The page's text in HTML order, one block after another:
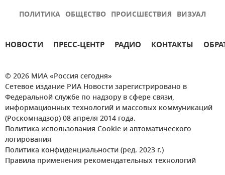
ПОЛИТИКА ОБЩЕСТВО ПРОИСШЕСТВИЯ ВИЗУАЛ
НОВОСТИ ПРЕСС-ЦЕНТР РАДИО КОНТАКТЫ
© 2026 МИА «Россия сегодня»
Сетевое издание РИА Новости зарегистрировано в
Федеральной службе по надзору в сфере связи,
информационных технологий и массовых коммуникаций
(Роскомнадзор) 08 апреля 2014 года.
Политика использования Cookie и автоматического
логирования
Политика конфиденциальности (ред. 2023 г.)
Правила применения рекомендательных технологий